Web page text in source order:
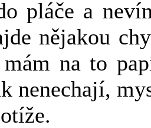
pláče a
nějakou
na to
nenechají,